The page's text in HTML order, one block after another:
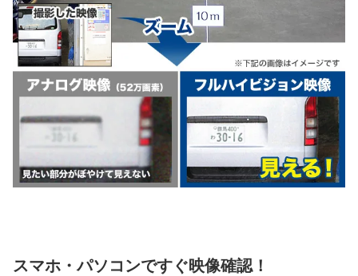
スマホ・パソコンですぐ映像確認！